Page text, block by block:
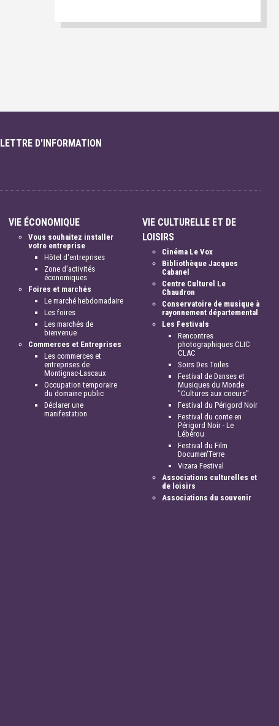
LETTRE D'INFORMATION
VIE ÉCONOMIQUE
Vous souhaitez installer
votre entreprise
Hôtel d'entreprises
Zone d'activités
économiques
Foires et marchés
Le marché hebdomadaire
Les foires
Les marchés de
bienvenue
Commerces et Entreprises
Les commerces et
entreprises de
Montignac-Lascaux
Occupation temporaire
du domaine public
Déclarer une
manifestation
VIE CULTURELLE ET DE
LOISIRS
Cinéma Le Vox
Bibliothèque Jacques
Cabanel
Centre Culturel Le
Chaudron
Conservatoire de musique à
rayonnement départemental
Les Festivals
Rencontres
photographiques CLIC
CLAC
Soirs Des Toiles
Festival de Danses et
Musiques du Monde
"Cultures aux coeurs"
Festival du Périgord Noir
Festival du conte en
Périgord Noir - Le
Lébérou
Festival du Film
Documen'Terre
Vizara Festival
Associations culturelles et
de loisirs
Associations du souvenir